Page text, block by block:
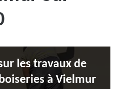
les travaux de
à Vielmur